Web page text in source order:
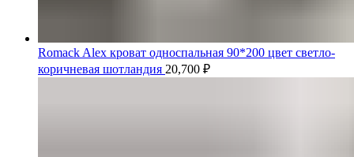
Romack Alex кроват односпальная 90*200 цвет светло-
коричневая шотландия 20,700 ₽